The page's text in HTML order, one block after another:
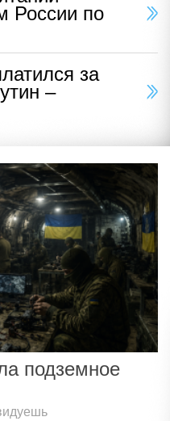
России по
за
–
подземное